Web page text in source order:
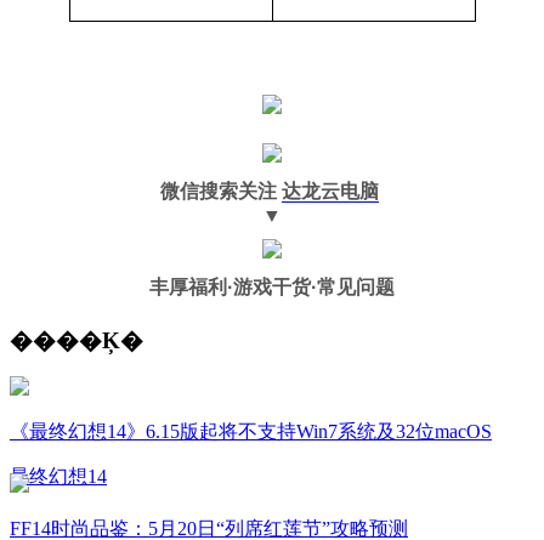
微信搜索关注 达龙云电脑
▼
丰厚福利 ·游戏干货·常见问题
����Ķ�
《最终幻想14》6.15版起将不支持Win7系统及32位macOS
最终幻想14
FF14时尚品鉴：5月20日“列席红莲节”攻略预测